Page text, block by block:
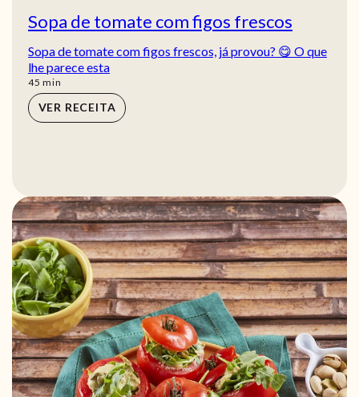
Sopa de tomate com figos frescos
Sopa de tomate com figos frescos, já provou? 😋 O que
lhe parece esta
45 min
min
VER RECEITA